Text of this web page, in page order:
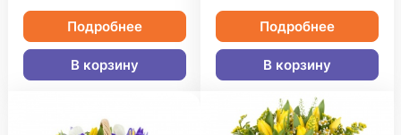
Подробнее
В корзину
Подробнее
В корзину